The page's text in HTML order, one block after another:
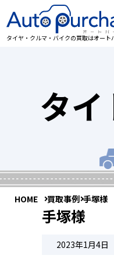
タイヤ・クルマ・バイクの買取はオート
タ
HOME 買取事例 手塚様
手塚様
2023年1月4日